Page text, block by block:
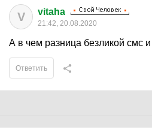
V vitaha
21:42, 20.08.2020
А в чем разница безликой смс и
Ответить